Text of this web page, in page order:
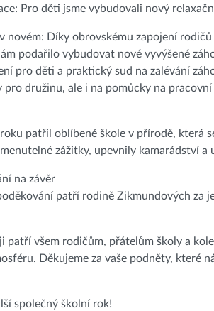
Pro děti jsme vybudovali nový
novém: Díky obrovskému zapojení
podařilo vybudovat nové vyvýšené
pro děti a praktický sud na zalévání
pro družinu, ale i na pomůcky na
patřil oblíbené škole v přírodě, která
zážitky, upevnily kamarádství a
na závěr
patří rodině Zikmundových za
patří všem rodičům, přátelům školy a
Děkujeme za vaše podněty, které
společný školní rok!